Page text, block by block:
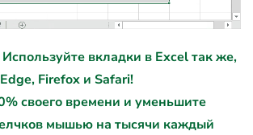
вкладки в Excel так же,
Firefox и Safari!
своего времени и уменьшите
мышью на тысячи каждый